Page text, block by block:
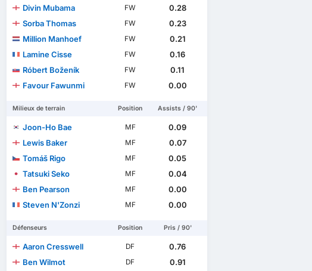
Divin Mubama
FW
0.28
Sorba Thomas
FW
0.23
Million Manhoef
FW
0.21
Lamine Cisse
FW
0.16
Róbert Boženík
FW
0.11
Favour Fawunmi
FW 0.00
Milieux de terrain Position Assists / 90'
Joon-Ho Bae MF
0.09
Lewis Baker
MF
0.07
Tomáš Rigo
MF
0.05
Tatsuki Seko
MF
0.04
Ben Pearson
MF
0.00
Steven N'Zonzi
MF 0.00
Défenseurs Position Pris / 90'
Aaron Cresswell DF
0.76
Ben Wilmot
DF
0.91